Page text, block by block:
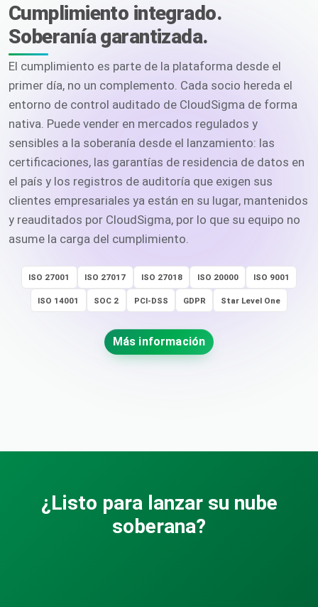
Cumplimiento integrado.
Soberanía garantizada.
El cumplimiento es parte de la plataforma desde el
primer día, no un complemento. Cada socio hereda el
entorno de control auditado de CloudSigma de forma
nativa. Puede vender en mercados regulados y
sensibles a la soberanía desde el lanzamiento: las
certificaciones, las garantías de residencia de datos en
el país y los registros de auditoría que exigen sus
clientes empresariales ya están en su lugar, mantenidos
y reauditados por CloudSigma, por lo que su equipo no
asume la carga del cumplimiento.
ISO 27001 ISO 27017 ISO 27018 ISO 20000 ISO 9001
ISO 14001 SOC 2 PCI-DSS GDPR Star Level One
Más información
¿Listo para lanzar su nube
soberana?